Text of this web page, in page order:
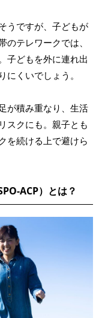
うですが、子どもが
テレワークでは、
子どもを外に連れ出
くいでしょう。
が積み重なり、生活
スクにも。親子とも
を続ける上で避けら
ACP）とは？